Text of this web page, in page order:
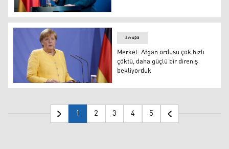
Merkel: Taliban’la diyalog devam etmeli
Angela Merkel
avrupa
Merkel: Afgan ordusu çok hızlı
çöktü, daha güçlü bir direniş
bekliyorduk
1 2 3 4 5